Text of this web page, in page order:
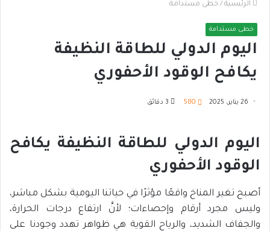
الرئيسية / خطى مستدامة
خطى مستدامة
اليوم الدولي للطاقة النظيفة
يكافح الوقود الأحفوري
26 يناير، 2025 580
اليوم الدولي للطاقة النظيفة يكافح
الوقود الأحفوري
أصبح تغير المناخ واقعًا مؤثرًا في حياتنا اليومية بشكل مباشر،
وليس مجرد أرقام وإحصاءات؛ لأنَّ ارتفاع درجات الحرارة،
والجفاف الشديد، والرياح القوية هي ظواهر تهدد وجودنا على